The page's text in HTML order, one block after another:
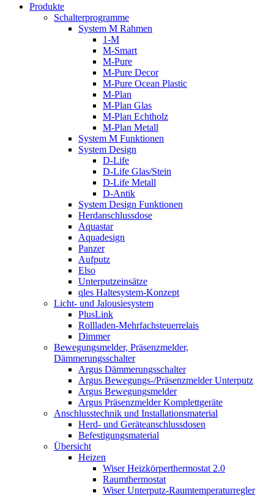
Produkte
Schalterprogramme
System M Rahmen
1-M
M-Smart
M-Pure
M-Pure Decor
M-Pure Ocean Plastic
M-Plan
M-Plan Glas
M-Plan Echtholz
M-Plan Metall
System M Funktionen
System Design
D-Life
D-Life Glas/Stein
D-Life Metall
D-Antik
System Design Funktionen
Herdanschlussdose
Aquastar
Aquadesign
Panzer
Aufputz
Elso
Unterputzeinsätze
qles Haltesystem-Konzept
Licht- und Jalousiesystem
PlusLink
Rollladen-Mehrfachsteuerrelais
Dimmer
Bewegungsmelder, Präsenzmelder,
Dämmerungsschalter
Argus Dämmerungsschalter
Argus Bewegungs-/Präsenzmelder Unterputz
Argus Bewegungsmelder
Argus Präsenzmelder Komplettgeräte
Anschlusstechnik und Installationsmaterial
Herd- und Geräteanschlussdosen
Befestigungsmaterial
Übersicht
Heizen
Wiser Heizkörperthermostat 2.0
Raumthermostat
Wiser Unterputz-Raumtemperaturregler